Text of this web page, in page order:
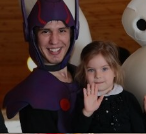
УЗНАТЬ БОЛЬШЕ
Город Героев